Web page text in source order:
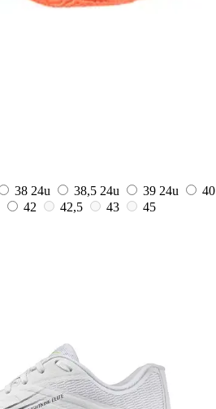
38 24u 38,5 24u 39 24u
40
42 42,5 43
45